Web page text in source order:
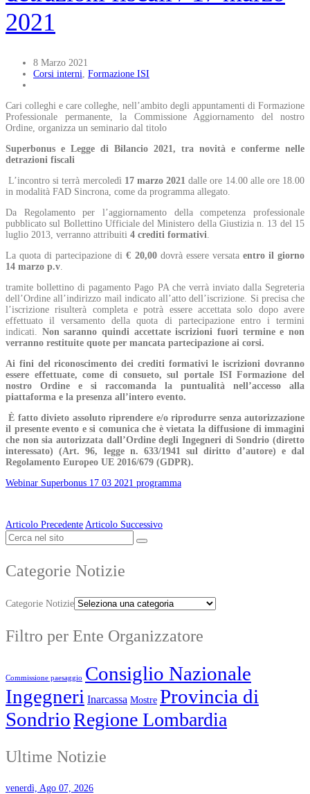
2021
8 Marzo 2021
Corsi interni Formazione ISI
Cari colleghi e care colleghe, nell’ambito degli appuntamenti di Formazione
Professionale permanente, la Commissione Aggiornamento del nostro
Ordine, organizza un seminario dal titolo
Superbonus e Legge di Bilancio 2021, tra novità e conferme nelle
detrazioni fiscali
L’incontro si terrà mercoledì 17 marzo 2021dalle ore 14.00 alle ore 18.00
in modalità FAD Sincrona, come da programma allegato.
Da Regolamento per l’aggiornamento della competenza professionale
pubblicato sul Bollettino Ufficiale del Ministero della Giustizia n. 13 del 15
luglio 2013, verranno attribuiti 4 crediti formativi
La quota di partecipazione di€ 20,00dovrà essere versata entro il giorno
14 marzo p.v
tramite bollettino di pagamento Pago PA che verrà inviato dalla Segreteria
dell’Ordine all’indirizzo mail indicato all’atto dell’iscrizione. Si precisa che
l’iscrizione risulterà completa e potrà essere accettata solo dopo avere
effettuato il versamento della quota di partecipazione entro i termini
indicati. Non saranno quindi accettate iscrizioni fuori termine e non
verranno restituite quote per mancata partecipazione ai corsi.
Ai fini del riconoscimento dei crediti formativi le iscrizioni dovranno
essere effettuate, come di consueto, sul portale ISI Formazione del
nostro Ordine e si raccomanda la puntualità nell’accesso alla
piattaforma e la presenza all’intero evento.
È fatto divieto assoluto riprendere e/o riprodurre senza autorizzazione
il presente evento e si comunica che è vietata la diffusione di immagini
che non sia autorizzata dall’Ordine degli Ingegneri di Sondrio (diretto
interessato) (Art. 96, legge n. 633/1941 sul diritto d’autore) e dal
Regolamento Europeo UE 2016/679 (GDPR).
Webinar Superbonus 17 03 2021 programma
Articolo Precedente Articolo Successivo
Categorie Notizie
Categorie Notizie
Filtro per Ente Organizzatore
Commissione paesaggio Consiglio Nazionale
Ingegneri Inarcassa Mostre Provincia di
SondrioRegione Lombardia
Ultime Notizie
venerdì, Ago 07, 2026